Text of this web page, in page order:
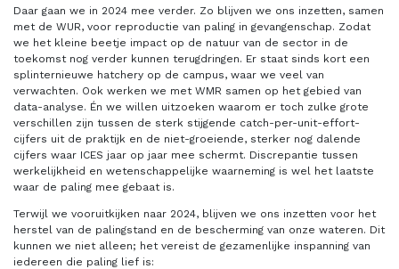
Daar gaan we in 2024 mee verder. Zo blijven we ons inzetten, samen
met de WUR, voor reproductie van paling in gevangenschap. Zodat
we het kleine beetje impact op de natuur van de sector in de
toekomst nog verder kunnen terugdringen. Er staat sinds kort een
splinternieuwe hatchery op de campus, waar we veel van
verwachten. Ook werken we met WMR samen op het gebied van
data-analyse. Én we willen uitzoeken waarom er toch zulke grote
verschillen zijn tussen de sterk stijgende catch-per-unit-effort-
cijfers uit de praktijk en de niet-groeiende, sterker nog dalende
cijfers waar ICES jaar op jaar mee schermt. Discrepantie tussen
werkelijkheid en wetenschappelijke waarneming is wel het laatste
waar de paling mee gebaat is.
Terwijl we vooruitkijken naar 2024, blijven we ons inzetten voor het
herstel van de palingstand en de bescherming van onze wateren. Dit
kunnen we niet alleen; het vereist de gezamenlijke inspanning van
iedereen die paling lief is: